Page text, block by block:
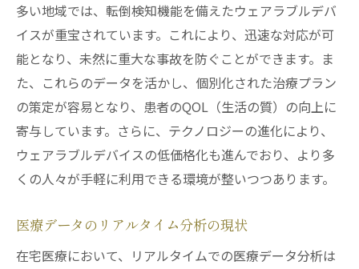
多い地域では、転倒検知機能を備えたウェアラブルデバ
イスが重宝されています。これにより、迅速な対応が可
能となり、未然に重大な事故を防ぐことができます。ま
た、これらのデータを活かし、個別化された治療プラン
の策定が容易となり、患者のQOL（生活の質）の向上に
寄与しています。さらに、テクノロジーの進化により、
ウェアラブルデバイスの低価格化も進んでおり、より多
くの人々が手軽に利用できる環境が整いつつあります。
医療データのリアルタイム分析の現状
在宅医療において、リアルタイムでの医療データ分析は